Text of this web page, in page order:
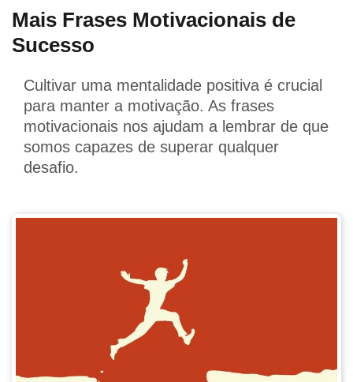
Mais Frases Motivacionais de
Sucesso
Cultivar uma mentalidade positiva é crucial
para manter a motivação. As frases
motivacionais nos ajudam a lembrar de que
somos capazes de superar qualquer
desafio.